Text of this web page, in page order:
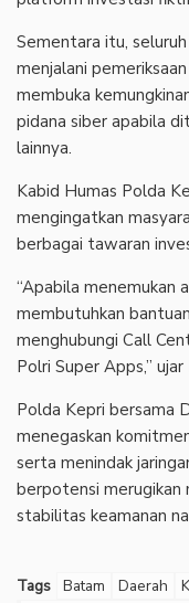
‎Sementara itu,
menjalani
membuka
pidana siber apabila
lainnya.
‎Kabid Humas Polda
mengingatkan
berbagai tawaran
‎“Apabila menemukan
membutuhkan
menghubungi Call
Polri Super Apps,” ujar
‎Polda Kepri bersama
menegaskan
serta menindak
berpotensi merugikan
stabilitas keamanan
Tags Batam Daerah